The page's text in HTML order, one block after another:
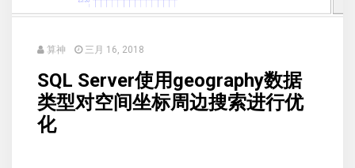
算神 三月 16, 2018
SQL Server使用geography数据
类型对空间坐标周边搜索进行优
化